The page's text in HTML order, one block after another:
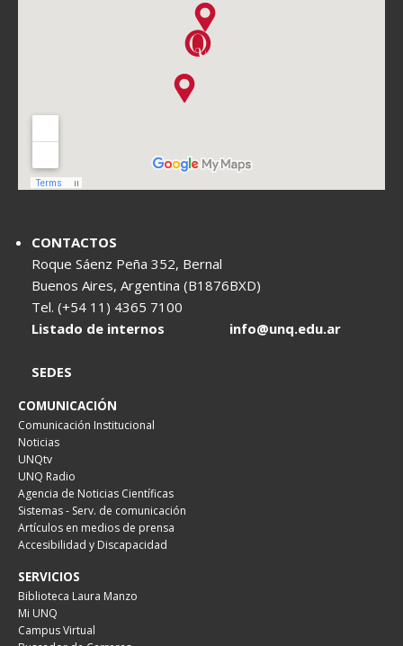
CONTACTOS
Roque Sáenz Peña 352, Bernal
Buenos Aires, Argentina (B1876BXD)
Tel. (+54 11) 4365 7100
Listado de internos
info@unq.edu.ar
SEDES
COMUNICACIÓN
Comunicación Institucional
Noticias
UNQtv
UNQ Radio
Agencia de Noticias Científicas
Sistemas - Serv. de comunicación
Artículos en medios de prensa
Accesibilidad y Discapacidad
SERVICIOS
Biblioteca Laura Manzo
Mi UNQ
Campus Virtual